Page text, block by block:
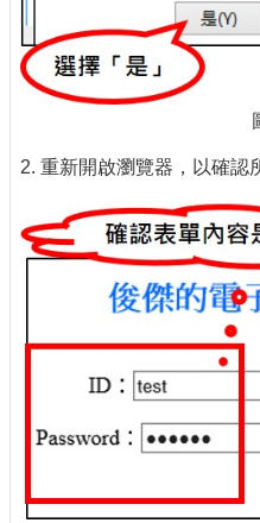
2. 重新開啟瀏覽器，以確認